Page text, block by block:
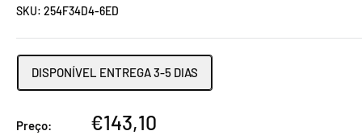
SKU: 254F34D4-6ED
DISPONÍVEL ENTREGA 3-5 DIAS
Preço:
Preço
€143,10